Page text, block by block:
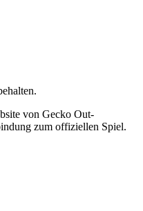
von Gecko Out-
zum offiziellen Spiel.